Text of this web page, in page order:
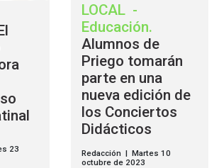
23
LOCAL -
Educación.
Alumnos de
Priego tomarán
parte en una
nueva edición de
los Conciertos
Didácticos
Redacción | Martes 10
octubre de 2023